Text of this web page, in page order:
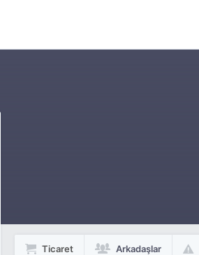
Ticaret Arkadaşlar